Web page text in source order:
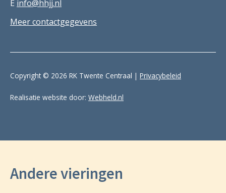
E info@hhjj.nl
Meer contactgegevens
Copyright © 2026 RK Twente Centraal | Privacybeleid
Realisatie website door: Webheld.nl
Andere vieringen